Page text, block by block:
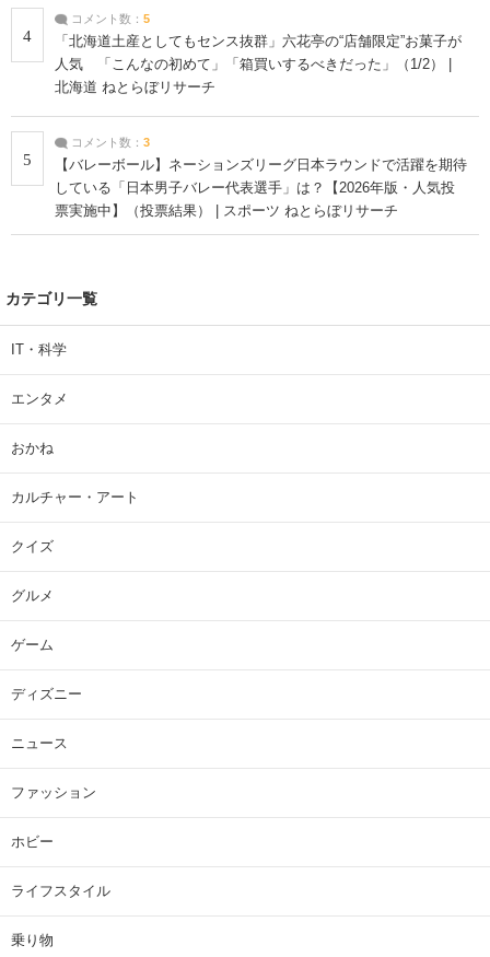
4
コメント数： 5
「北海道土産としてもセンス抜群」六花亭の“店舗限定”お菓子が
人気 「こんなの初めて」「箱買いするべきだった」（1/2） |
北海道 ねとらぼリサーチ
5
コメント数： 3
【バレーボール】ネーションズリーグ日本ラウンドで活躍を期待
している「日本男子バレー代表選手」は？【2026年版・人気投
票実施中】（投票結果） | スポーツ ねとらぼリサーチ
カテゴリ一覧
IT・科学
エンタメ
おかね
カルチャー・アート
クイズ
グルメ
ゲーム
ディズニー
ニュース
ファッション
ホビー
ライフスタイル
乗り物